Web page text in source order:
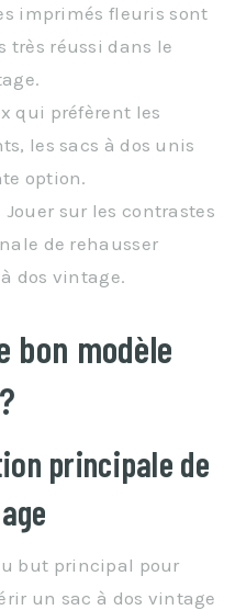
imprimés fleuris sont
très réussi dans le
qui préfèrent les
les sacs à dos unis
option.
Jouer sur les contrastes
de rehausser
dos vintage.
bon modèle
principale de
but principal pour
un sac à dos vintage